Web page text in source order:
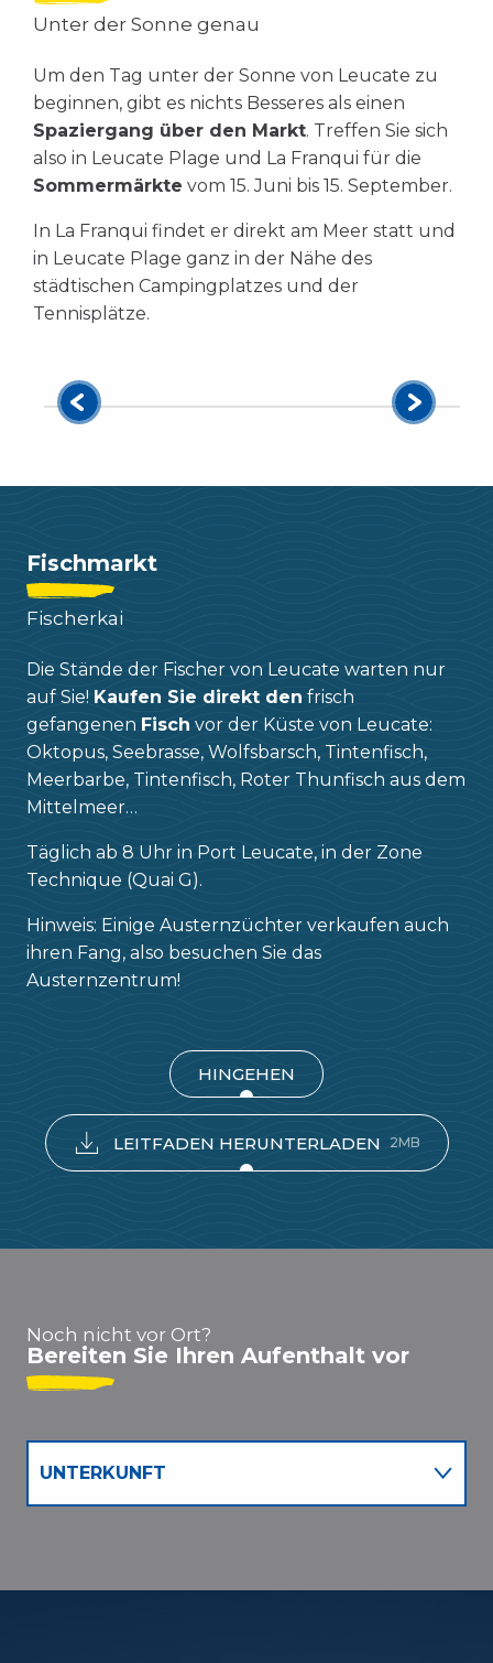
Unter der Sonne genau
Um den Tag unter der Sonne von Leucate zu
beginnen, gibt es nichts Besseres als einen
Spaziergang über den Markt. Treffen Sie sich
also in Leucate Plage und La Franqui für die
Sommermärkte vom 15. Juni bis 15. September.
In La Franqui findet er direkt am Meer statt und
in Leucate Plage ganz in der Nähe des
städtischen Campingplatzes und der
Tennisplätze.
Markt Leucate Plage
Meer entfernt, findet der traditionelle
Sommermarkt vom 15. Juni bis 15.
September statt.
Fischmarkt
Fischerkai
Die Stände der Fischer von Leucate warten nur
auf Sie! Kaufen Sie direkt den frisch
gefangenen Fisch vor der Küste von Leucate:
Oktopus, Seebrasse, Wolfsbarsch, Tintenfisch,
Meerbarbe, Tintenfisch, Roter Thunfisch aus dem
Mittelmeer…
Täglich ab 8 Uhr in Port Leucate, in der Zone
Technique (Quai G).
Hinweis: Einige Austernzüchter verkaufen auch
ihren Fang, also besuchen Sie das
Austernzentrum!
HINGEHEN
LEITFADEN HERUNTERLADEN 2MB
Noch nicht vor Ort?
Bereiten Sie Ihren Aufenthalt vor
UNTERKUNFT